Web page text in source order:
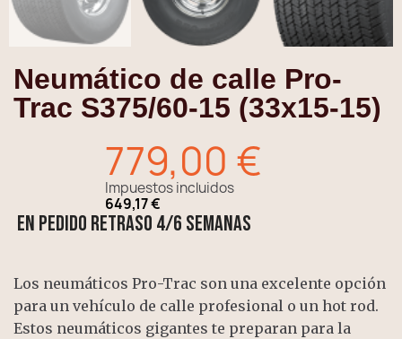
Neumático de calle Pro-
Trac S375/60-15 (33x15-15)
779,00 €
Impuestos incluidos
649,17 €
EN PEDIDO retraso 4/6 semanas
Los neumáticos Pro-Trac son una excelente opción
para un vehículo de calle profesional o un hot rod.
Estos neumáticos gigantes te preparan para la